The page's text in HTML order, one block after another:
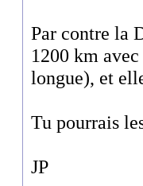
Par contre la
1200 km
longue), et
Tu pourrais
JP